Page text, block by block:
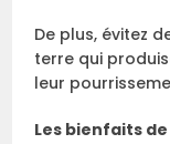
De plus, évitez
terre qui
leur
Les bienfaits de